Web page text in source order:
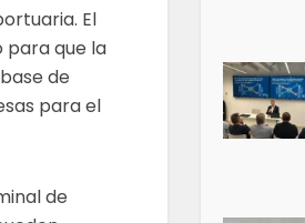
El
para que la
de
para el
de